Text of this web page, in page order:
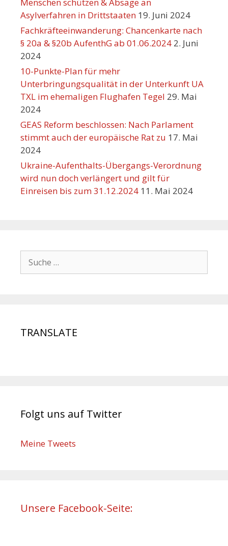
Menschen schützen & Absage an
Asylverfahren in Drittstaaten 19. Juni 2024
Fachkräfteeinwanderung: Chancenkarte nach
§ 20a & §20b AufenthG ab 01.06.2024 2. Juni
2024
10-Punkte-Plan für mehr
Unterbringungsqualität in der Unterkunft UA
TXL im ehemaligen Flughafen Tegel 29. Mai
2024
GEAS Reform beschlossen: Nach Parlament
stimmt auch der europäische Rat zu 17. Mai
2024
Ukraine-Aufenthalts-Übergangs-Verordnung
wird nun doch verlängert und gilt für
Einreisen bis zum 31.12.2024 11. Mai 2024
TRANSLATE
Folgt uns auf Twitter
Meine Tweets
Unsere Facebook-Seite: